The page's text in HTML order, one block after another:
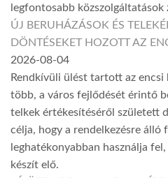
legfontosabb
ÚJ BERUHÁZÁSOK ÉS
DÖNTÉSEKET HOZOTT AZ
2026-08-04
Rendkívüli ülést tartott az encsi
több, a város fejlődését érintő
telkek értékesítéséről született
célja, hogy a rendelkezésre álló
leghatékonyabban használja
készít elő.